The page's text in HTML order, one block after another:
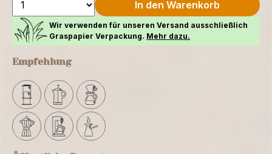
In den Warenkorb
Wir verwenden für unseren Versand ausschließlich
Graspapier Verpackung. Mehr dazu.
Empfehlung